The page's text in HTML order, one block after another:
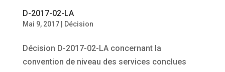
D-2017-02-LA
Mai 9, 2017| Décision
Décision D-2017-02-LA concernant la
convention de niveau des services conclues